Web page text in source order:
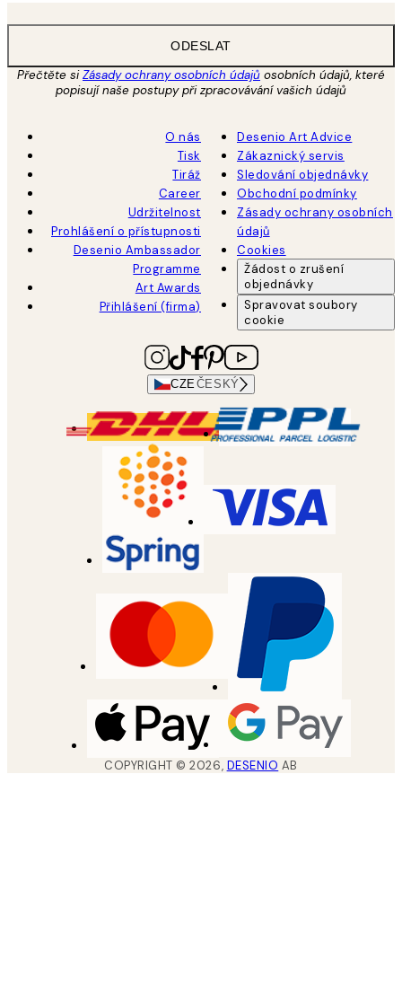
ODESLAT
Přečtěte siZásady ochrany osobních údajů osobních údajů, které
popisují naše postupy při zpracovávání vašich údajů
O nás
Tisk
Tiráž
Career
Udržitelnost
Prohlášení o přístupnosti
Desenio Ambassador
Programme
Art Awards
Přihlášení (firma)
Desenio Art Advice
Zákaznický servis
Sledování objednávky
Obchodní podmínky
Zásady ochrany osobních
údajů
Cookies
Žádost o zrušení
objednávky
Spravovat soubory
cookie
CZEČESKÝ
COPYRIGHT ©2026, DESENIO AB